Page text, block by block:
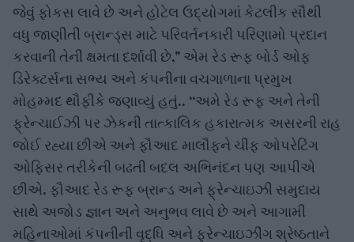
જેવું ફોકસ લાવે છે અને હોટેલ ઉદ્યોગમાં કેટલીક સૌથી
વધુ જાણીતી બ્રાન્ડ્સ માટે પરિવર્તનકારી પરિણામો પ્રદાન
કરવાની તેની ક્ષમતા દર્શાવી છે," એમ રેડ રૂફ બોર્ડ ઓફ
ડિરેક્ટર્સના સભ્ય અને કંપનીના વચગાળાના પ્રમુખ
મોહમ્મદ થૌફીકે જણાવ્યું હતું.. “અમે રેડ રૂફ અને તેની
ફ્રેન્ચાઈઝી પર ઝેકની તાત્કાલિક હકારાત્મક અસરની રાહ
જોઈ રહ્યા છીએ અને ફૌઆદ માલૌફને ચીફ ઓપરેટિંગ
ઓફિસર તરીકેની બઢતી બદલ અભિનંદન પણ આપીએ
છીએ. ફૌઆદ રેડ રૂફ બ્રાન્ડ અને ફ્રેન્ચાઇઝી સમુદાય
સાથે અજોડ જ્ઞાન અને અનુભવ લાવે છે અને આગામી
મહિનાઓમાં કંપનીની વૃદ્ધિ અને ફ્રેન્ચાઇઝીંગ શ્રેષ્ઠતાને